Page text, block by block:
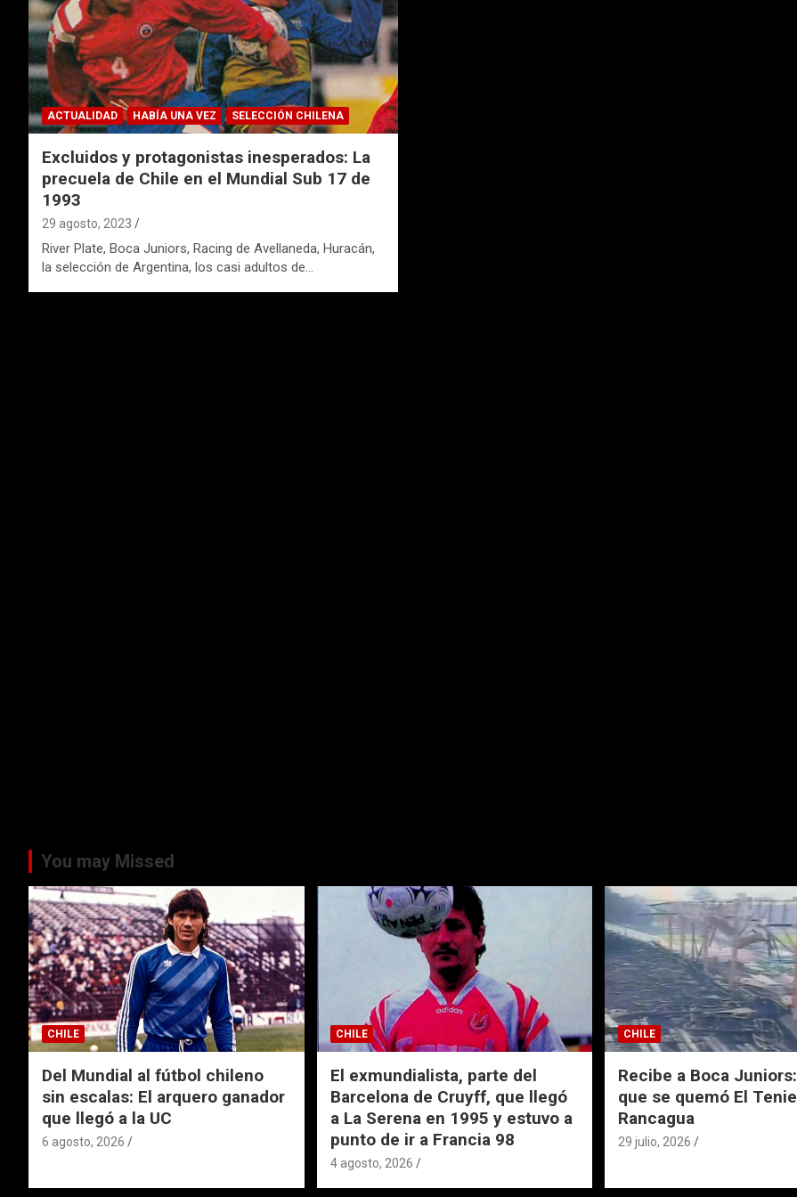
ACTUALIDAD HABÍA UNA VEZ SELECCIÓN CHILENA
Excluidos y protagonistas inesperados: La
precuela de Chile en el Mundial Sub 17 de
1993
29 agosto, 2023
River Plate, Boca Juniors, Racing de Avellaneda, Huracán,
la selección de Argentina, los casi adultos de…
You may Missed
CHILE
Del Mundial al fútbol chileno
sin escalas: El arquero ganador
que llegó a la UC
6 agosto, 2026
CHILE
El exmundialista, parte del
Barcelona de Cruyff, que llegó
a La Serena en 1995 y estuvo a
punto de ir a Francia 98
4 agosto, 2026
CHILE
Recibe a Boca
que se quemó El
Rancagua
29 julio, 2026